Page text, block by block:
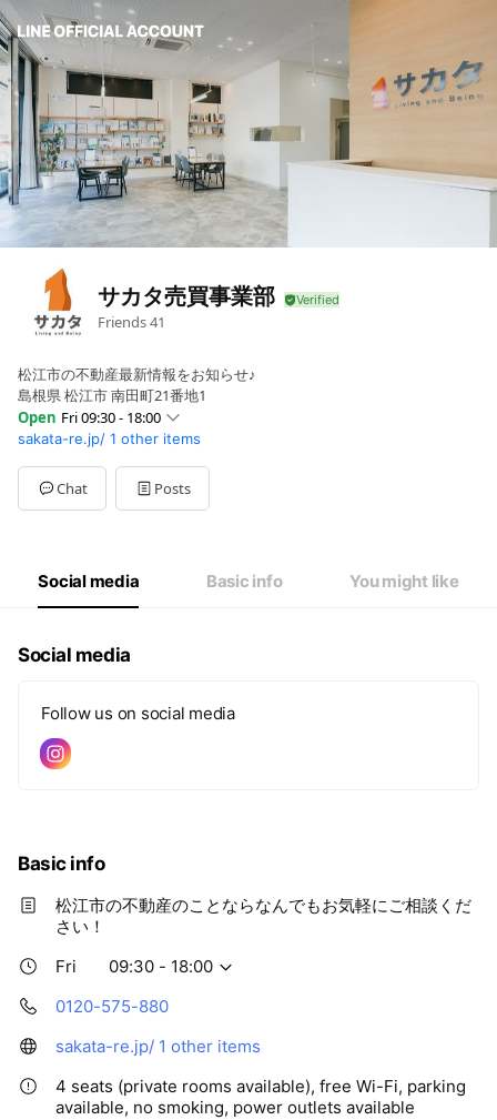
サカタ売買事業部
Friends41
松江市の不動産最新情報をお知らせ♪
島根県 松江市 南田町21番地1
Open Fri 09:30 - 18:00
SunClosed
Mon09:30 - 18:00
Tue09:30 - 18:00
Wed09:30 - 18:00
09:30 - 18:00
sakata-re.jp/ 1 other items
Chat Posts
Social media Basic info You might like
Social media
Follow us on social media
Basic info
松江市の不動産のことならなんでもお気軽にご相談くだ
さい！
Fri
09:30 - 18:00
0120-575-880
sakata-re.jp/ 1 other items
4 seats (private rooms available), free Wi-Fi, parking
available, no smoking, power outlets available